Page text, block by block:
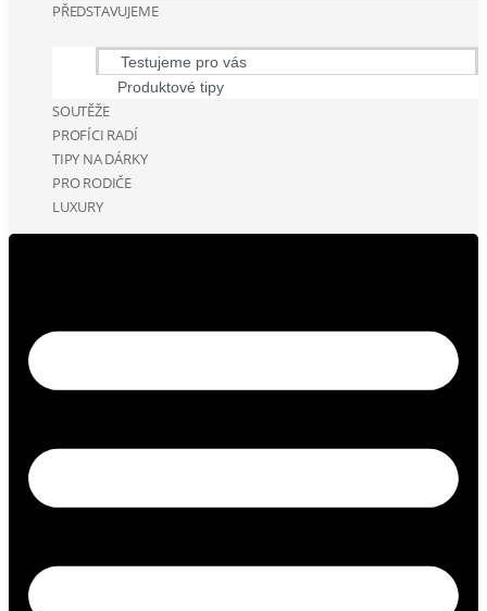
PŘEDSTAVUJEME
Testujeme pro vás
Produktové tipy
SOUTĚŽE
PROFÍCI RADÍ
TIPY NA DÁRKY
PRO RODIČE
LUXURY